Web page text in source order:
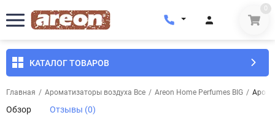
0
КАТАЛОГ ТОВАРОВ
Главная / Ароматизаторы воздуха Все / Areon Home Perfumes BIG /
Обзор Отзывы (0)